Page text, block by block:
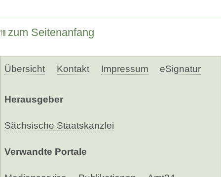
zum Seitenanfang
Übersicht Kontakt Impressum eSignatur
Herausgeber
Sächsische Staatskanzlei
Verwandte Portale